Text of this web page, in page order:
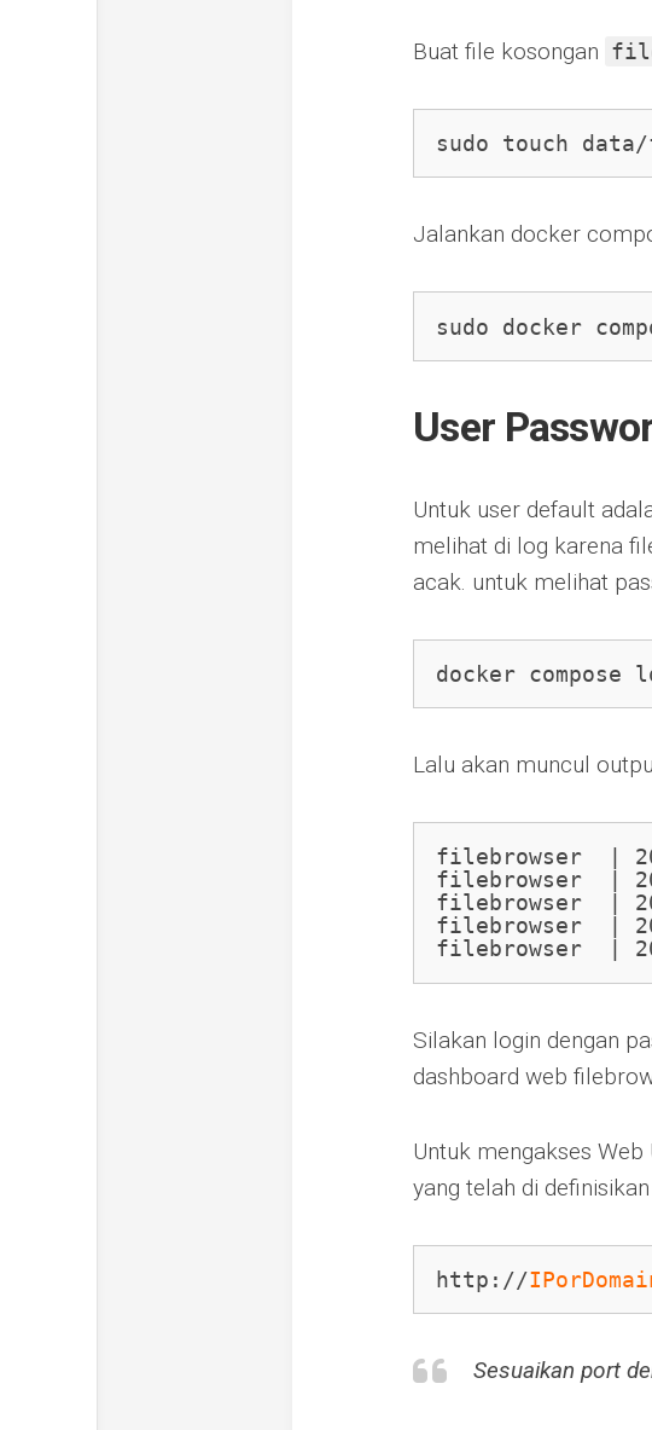
Buat file kosongan
sudo touch
Jalankan docker
sudo docker
User
Untuk user default
melihat di log karena
acak. untuk melihat
docker
Lalu akan muncul
filebrowser  |
filebrowser  |
filebrowser  |
filebrowser  |
filebrowser  |
Silakan login dengan
dashboard web
Untuk mengakses
yang telah di
http://
Sesuaikan port